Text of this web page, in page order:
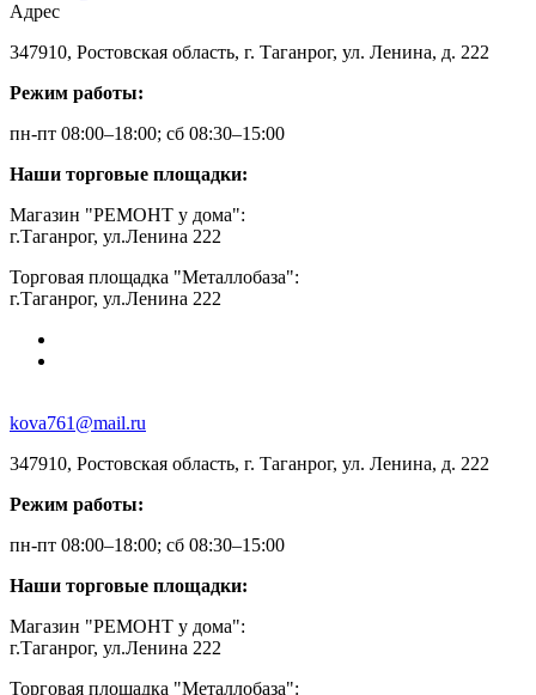
Адрес
347910, Ростовская область, г. Таганрог, ул. Ленина, д. 222
Режим работы:
пн-пт 08:00–18:00; сб 08:30–15:00
Наши торговые площадки:
Магазин "РЕМОНТ у дома":
г.Таганрог, ул.Ленина 222
Торговая площадка "Металлобаза":
г.Таганрог, ул.Ленина 222
kova761@mail.ru
347910, Ростовская область, г. Таганрог, ул. Ленина, д. 222
Режим работы:
пн-пт 08:00–18:00; сб 08:30–15:00
Наши торговые площадки:
Магазин "РЕМОНТ у дома":
г.Таганрог, ул.Ленина 222
Торговая площадка "Металлобаза":